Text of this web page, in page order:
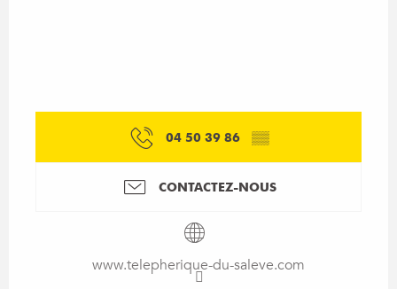
04 50 39 86 ▒▒
CONTACTEZ-NOUS
www.telepherique-du-saleve.com